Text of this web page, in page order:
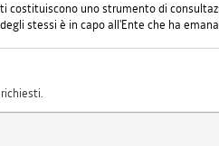
costituiscono uno strumento di
stessi è in capo all'Ente che ha